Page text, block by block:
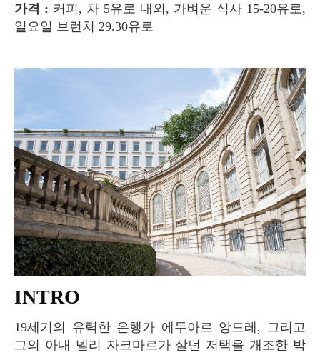
가격 : 커피, 차 5유로 내외, 가벼운 식사 15-20유로,
일요일 브런치 29.30유로
INTRO
19세기의 유력한 은행가 에두아르 앙드레, 그리고
그의 아내 넬리 자크마르가 살던 저택을 개조한 박